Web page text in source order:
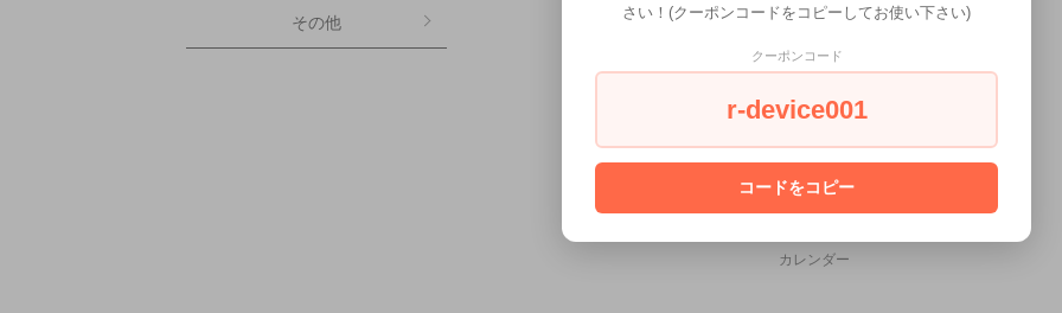
その他
CALENDAR
カレンダー
さい！(クーポンコードをコピーしてお使い下さい)
クーポンコード
r-device001
コードをコピー